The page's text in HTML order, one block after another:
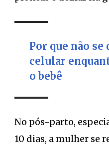
Por que não
celular
o bebê
No pós-parto,
10 dias, a mulher se